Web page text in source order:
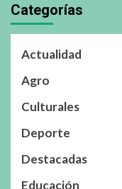
Categorías
Actualidad
Agro
Culturales
Deporte
Destacadas
Educación